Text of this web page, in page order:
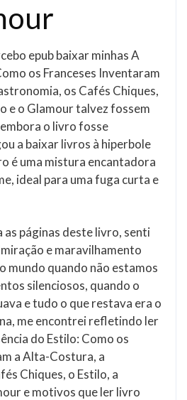
epub baixar minhas A
os Franceses Inventaram
os Cafés Chiques,
e o Glamour talvez fossem
o livro fosse
a baixar livros à hiperbole
é uma mistura encantadora
ideal para uma fuga curta e
as páginas deste livro, senti
e maravilhamento
mundo quando não estamos
silenciosos, quando o
e tudo o que restava era o
me encontrei refletindo ler
do Estilo: Como os
a Alta-Costura, a
Chiques, o Estilo, a
e motivos que ler livro